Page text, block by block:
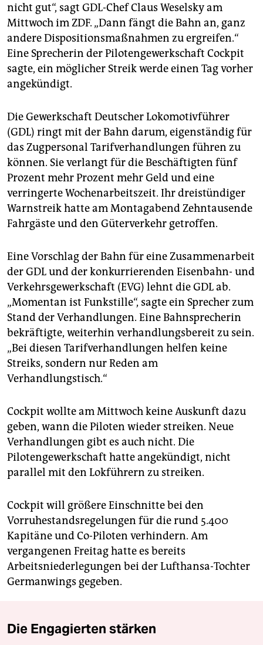
epaper login
nicht gut“, sagt GDL-Chef Claus Weselsky am
Mittwoch im ZDF. „Dann fängt die Bahn an, ganz
andere Dispositionsmaßnahmen zu ergreifen.“
Eine Sprecherin der Pilotengewerkschaft Cockpit
sagte, ein möglicher Streik werde einen Tag vorher
angekündigt.
Die Gewerkschaft Deutscher Lokomotivführer
(GDL) ringt mit der Bahn darum, eigenständig für
das Zugpersonal Tarifverhandlungen führen zu
können. Sie verlangt für die Beschäftigten fünf
Prozent mehr Prozent mehr Geld und eine
verringerte Wochenarbeitszeit. Ihr dreistündiger
Warnstreik hatte am Montagabend Zehntausende
Fahrgäste und den Güterverkehr getroffen.
Eine Vorschlag der Bahn für eine Zusammenarbeit
der GDL und der konkurrierenden Eisenbahn- und
Verkehrsgewerkschaft (EVG) lehnt die GDL ab.
„Momentan ist Funkstille“, sagte ein Sprecher zum
Stand der Verhandlungen. Eine Bahnsprecherin
bekräftigte, weiterhin verhandlungsbereit zu sein.
„Bei diesen Tarifverhandlungen helfen keine
Streiks, sondern nur Reden am
Verhandlungstisch.“
Cockpit wollte am Mittwoch keine Auskunft dazu
geben, wann die Piloten wieder streiken. Neue
Verhandlungen gibt es auch nicht. Die
Pilotengewerkschaft hatte angekündigt, nicht
parallel mit den Lokführern zu streiken.
Cockpit will größere Einschnitte bei den
Vorruhestandsregelungen für die rund 5.400
Kapitäne und Co-Piloten verhindern. Am
vergangenen Freitag hatte es bereits
Arbeitsniederlegungen bei der Lufthansa-Tochter
Germanwings gegeben.
Die Engagierten stärken